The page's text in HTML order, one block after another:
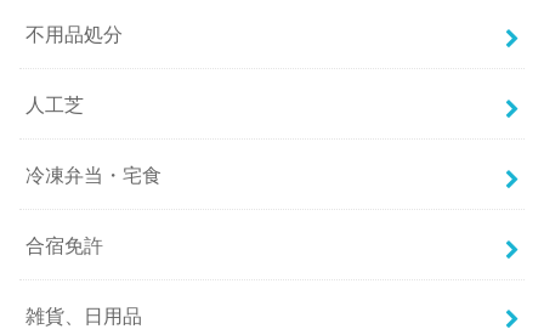
不用品処分
人工芝
冷凍弁当・宅食
合宿免許
雑貨、日用品